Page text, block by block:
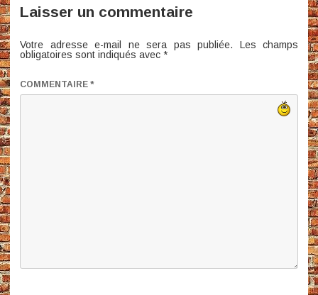
Laisser un commentaire
Votre adresse e-mail ne sera pas publiée.
Les champs
obligatoires sont indiqués avec *
COMMENTAIRE *